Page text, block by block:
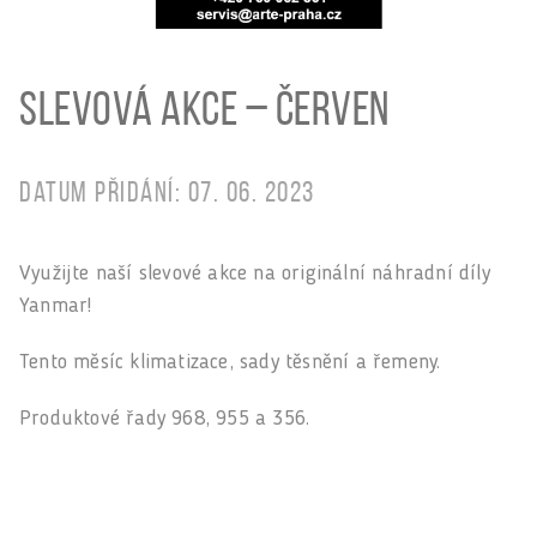
Slevová akce – Červen
Datum přidání: 07. 06. 2023
Využijte naší slevové akce na originální náhradní díly
Yanmar!
Tento měsíc klimatizace, sady těsnění a řemeny.
Produktové řady 968, 955 a 356.